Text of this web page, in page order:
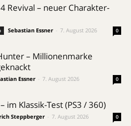
Revival – neuer Charakter-
Sebastian Essner 7. August 2026 0
– Millionenmarke
Essner 7. August 2026 0
im Klassik-Test (PS3 / 360)
Steppberger 7. August 2026 0